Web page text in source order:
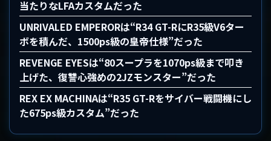
当たりなLFAカスタムだった
UNRIVALED EMPERORは“R34 GT-RにR35級V6ター
ボを積んだ、1500ps級の皇帝仕様”だった
REVENGE EYESは“80スープラを1070ps級まで叩き
上げた、復讐心強めの2JZモンスター”だった
REX EX MACHINAは“R35 GT-Rをサイバー戦闘機にし
た675ps級カスタム”だった